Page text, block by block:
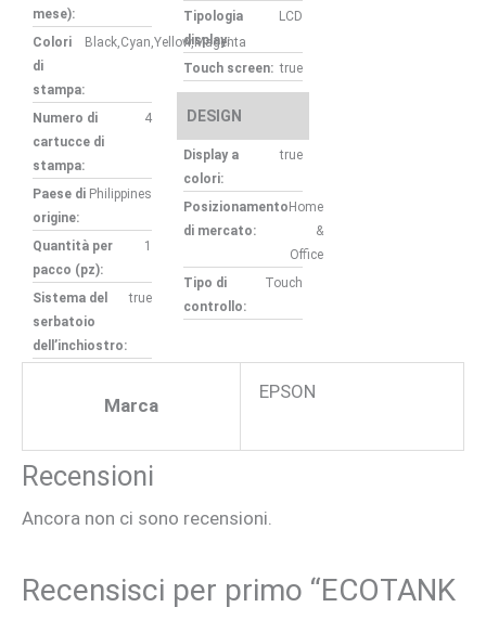
mese):
Colori
di
stampa:
Black,Cyan,Yellow,Magenta
Numero di
cartucce di
stampa:
4
Paese di
origine:
Philippines
Quantità per
pacco (pz):
1
Sistema del
serbatoio
dell’inchiostro:
true
Tipologia
display:
LCD
Touch screen: true
DESIGN
Display a
colori:
true
Posizionamento
di mercato:
Home
&
Office
Tipo di
controllo:
Touch
Marca
EPSON
Recensioni
Ancora non ci sono recensioni.
Recensisci per primo “ECOTANK